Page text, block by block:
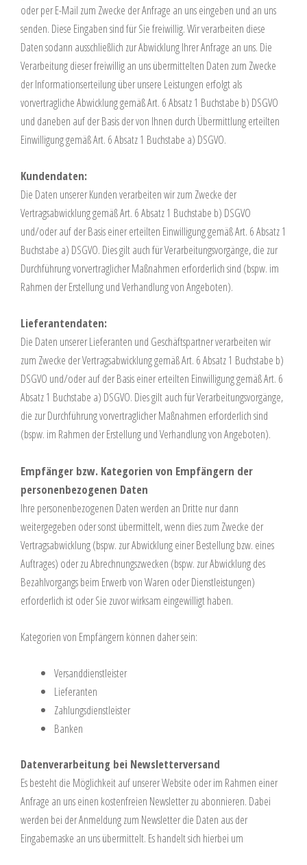
oder per E-Mail zum Zwecke der Anfrage an uns eingeben und an uns
senden. Diese Eingaben sind für Sie freiwillig. Wir verarbeiten diese
Daten sodann ausschließlich zur Abwicklung Ihrer Anfrage an uns. Die
Verarbeitung dieser freiwillig an uns übermittelten Daten zum Zwecke
der Informationserteilung über unsere Leistungen erfolgt als
vorvertragliche Abwicklung gemäß Art. 6 Absatz 1 Buchstabe b) DSGVO
und daneben auf der Basis der von Ihnen durch Übermittlung erteilten
Einwilligung gemäß Art. 6 Absatz 1 Buchstabe a) DSGVO.
Kundendaten:
Die Daten unserer Kunden verarbeiten wir zum Zwecke der
Vertragsabwicklung gemäß Art. 6 Absatz 1 Buchstabe b) DSGVO
und/oder auf der Basis einer erteilten Einwilligung gemäß Art. 6 Absatz 1
Buchstabe a) DSGVO. Dies gilt auch für Verarbeitungsvorgänge, die zur
Durchführung vorvertraglicher Maßnahmen erforderlich sind (bspw. im
Rahmen der Erstellung und Verhandlung von Angeboten).
Lieferantendaten:
Die Daten unserer Lieferanten und Geschäftspartner verarbeiten wir
zum Zwecke der Vertragsabwicklung gemäß Art. 6 Absatz 1 Buchstabe b)
DSGVO und/oder auf der Basis einer erteilten Einwilligung gemäß Art. 6
Absatz 1 Buchstabe a) DSGVO. Dies gilt auch für Verarbeitungsvorgänge,
die zur Durchführung vorvertraglicher Maßnahmen erforderlich sind
(bspw. im Rahmen der Erstellung und Verhandlung von Angeboten).
Empfänger bzw. Kategorien von Empfängern der
personenbezogenen Daten
Ihre personenbezogenen Daten werden an Dritte nur dann
weitergegeben oder sonst übermittelt, wenn dies zum Zwecke der
Vertragsabwicklung (bspw. zur Abwicklung einer Bestellung bzw. eines
Auftrages) oder zu Abrechnungszwecken (bspw. zur Abwicklung des
Bezahlvorgangs beim Erwerb von Waren oder Dienstleistungen)
erforderlich ist oder Sie zuvor wirksam eingewilligt haben.
Kategorien von Empfängern können daher sein:
Versanddienstleister
Lieferanten
Zahlungsdienstleister
Banken
Datenverarbeitung bei Newsletterversand
Es besteht die Möglichkeit auf unserer Website oder im Rahmen einer
Anfrage an uns einen kostenfreien Newsletter zu abonnieren. Dabei
werden bei der Anmeldung zum Newsletter die Daten aus der
Eingabemaske an uns übermittelt. Es handelt sich hierbei um